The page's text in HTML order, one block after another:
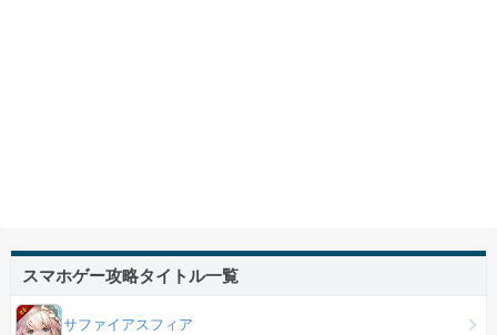
スマホゲー攻略タイトル一覧
サファイアスフィア